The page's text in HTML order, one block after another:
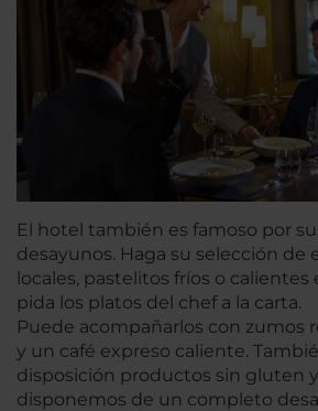
El hotel también es famoso por
desayunos. Haga su selección de
locales, pastelitos fríos o
pida los platos del chef a la carta.
Puede acompañarlos con zumos
y un café expreso caliente.
disposición productos sin gluten
disponemos de un completo